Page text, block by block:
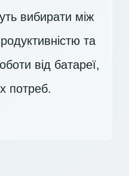
вибирати між
та
від батареї,
потреб.